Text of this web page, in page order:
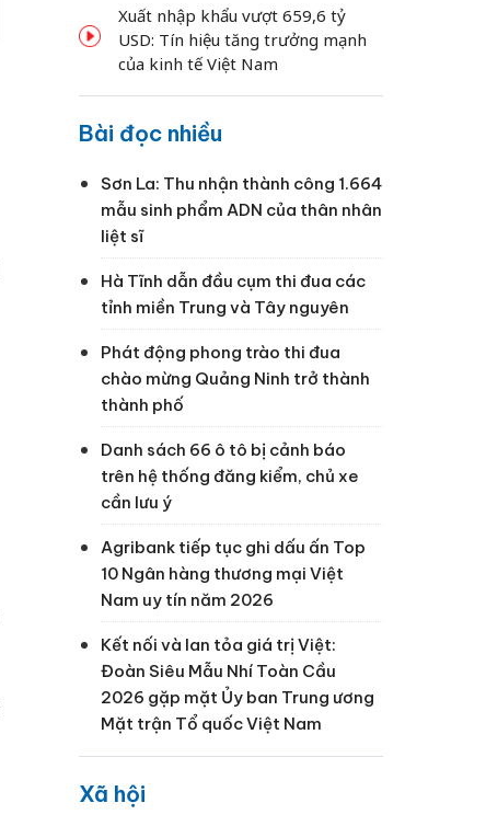
Xuất nhập khẩu vượt 659,6 tỷ
USD: Tín hiệu tăng trưởng mạnh
của kinh tế Việt Nam
Bài đọc nhiều
Sơn La: Thu nhận thành công 1.664
mẫu sinh phẩm ADN của thân nhân
liệt sĩ
Hà Tĩnh dẫn đầu cụm thi đua các
tỉnh miền Trung và Tây nguyên
Phát động phong trào thi đua
chào mừng Quảng Ninh trở thành
thành phố
Danh sách 66 ô tô bị cảnh báo
trên hệ thống đăng kiểm, chủ xe
cần lưu ý
Agribank tiếp tục ghi dấu ấn Top
10 Ngân hàng thương mại Việt
Nam uy tín năm 2026
Kết nối và lan tỏa giá trị Việt:
Đoàn Siêu Mẫu Nhí Toàn Cầu
2026 gặp mặt Ủy ban Trung ương
Mặt trận Tổ quốc Việt Nam
Xã hội